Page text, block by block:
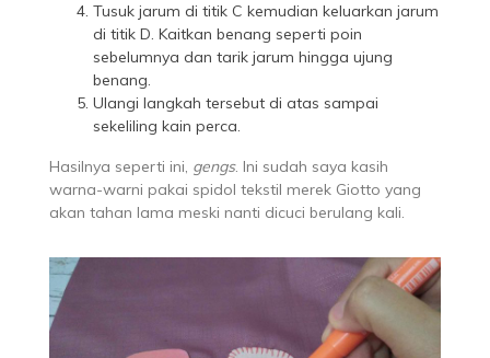
Tusuk jarum di titik C kemudian keluarkan jarum
di titik D. Kaitkan benang seperti poin
sebelumnya dan tarik jarum hingga ujung
benang.
Ulangi langkah tersebut di atas sampai
sekeliling kain perca.
Hasilnya seperti ini, gengs. Ini sudah saya kasih
warna-warni pakai spidol tekstil merek Giotto yang
akan tahan lama meski nanti dicuci berulang kali.